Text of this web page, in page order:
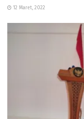
12 Maret, 2022